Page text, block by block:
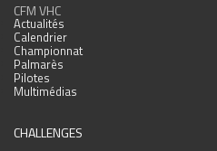
CFM VHC
Actualités
Calendrier
Championnat
Palmarès
Pilotes
Multimédias
CHALLENGES